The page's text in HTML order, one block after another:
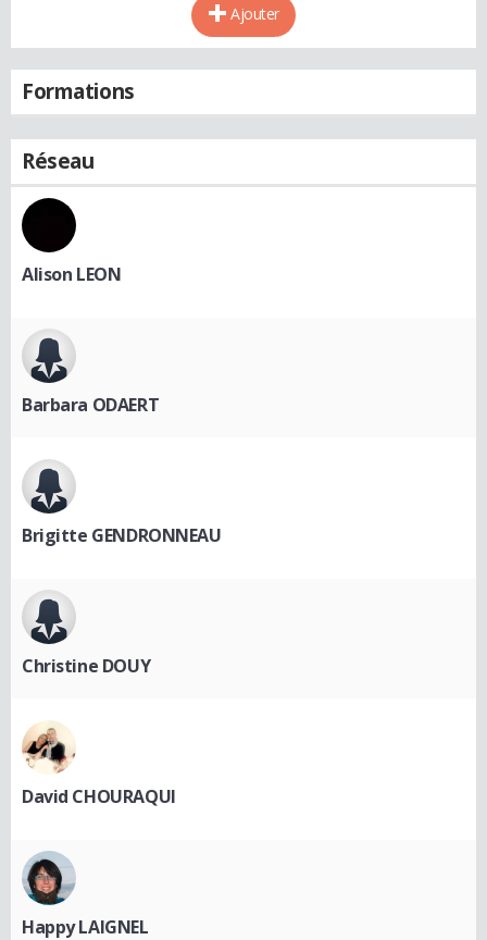
Ajouter
Formations
Réseau
Alison LEON
Barbara ODAERT
Brigitte GENDRONNEAU
Christine DOUY
David CHOURAQUI
Happy LAIGNEL